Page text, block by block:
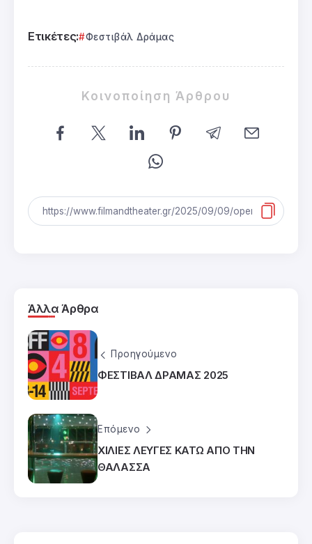
Ετικέτες: Φεστιβάλ Δράμας
Κοινοποίηση Άρθρου
Άλλα Άρθρα
Προηγούμενο
ΦΕΣΤΙΒΑΛ ΔΡΑΜΑΣ 2025
Επόμενο
ΧΙΛΙΕΣ ΛΕΥΓΕΣ ΚΑΤΩ ΑΠΟ ΤΗΝ
ΘΑΛΑΣΣΑ